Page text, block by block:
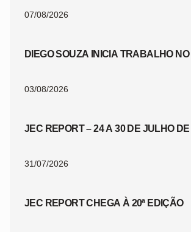
07/08/2026
DIEGO SOUZA INICIA TRABALHO
03/08/2026
JEC REPORT – 24 A 30 DE JULHO
31/07/2026
JEC REPORT CHEGA À 20ª EDIÇÃO